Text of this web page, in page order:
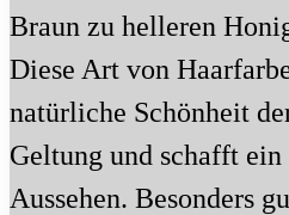
Braun zu helleren
Diese Art von
natürliche Schönheit
Geltung und schafft
Aussehen. Besonders